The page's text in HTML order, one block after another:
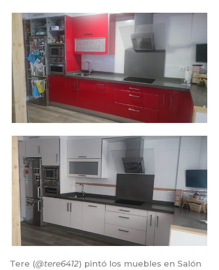
Tere (@tere6412) pintó los muebles en Salón